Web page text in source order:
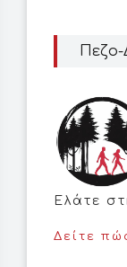
Ελάτε
Δείτε